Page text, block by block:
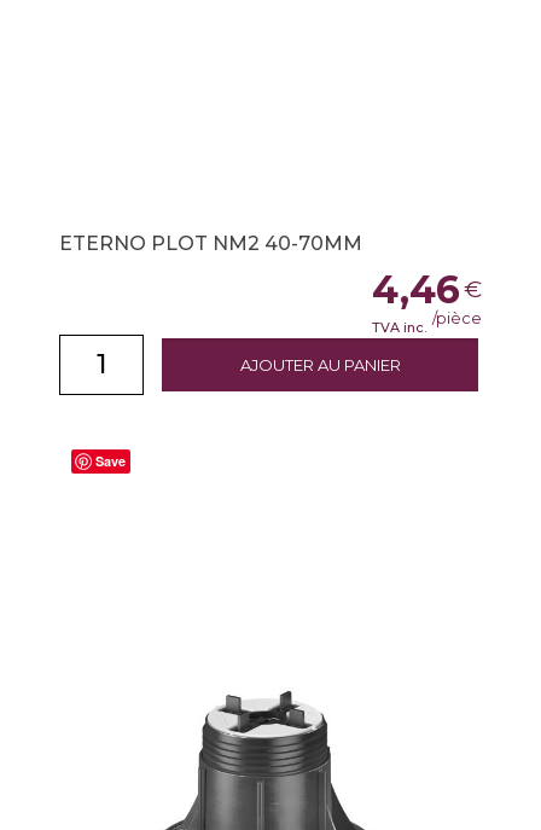
ETERNO PLOT NM2 40-70MM
AJOUTER AU PANIER
4,46€
TVA inc. /pièce
Save